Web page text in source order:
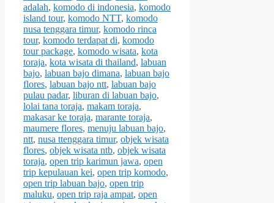
adalah, komodo di indonesia, komodo
island tour, komodo NTT, komodo
nusa tenggara timur, komodo rinca
tour, komodo terdapat di, komodo
tour package, komodo wisata, kota
toraja, kota wisata di thailand, labuan
bajo, labuan bajo dimana, labuan bajo
flores, labuan bajo ntt, labuan bajo
pulau padar, liburan di labuan bajo,
lolai tana toraja, makam toraja,
makasar ke toraja, marante toraja,
maumere flores, menuju labuan bajo,
ntt, nusa ttenggara timur, objek wisata
flores, objek wisata ntb, objek wisata
toraja, open trip karimun jawa, open
trip kepulauan kei, open trip komodo,
open trip labuan bajo, open trip
maluku, open trip raja ampat, open